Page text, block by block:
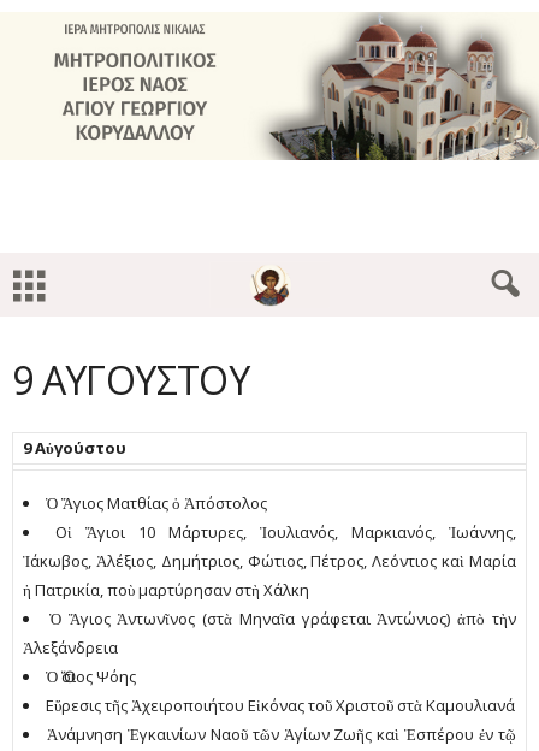
9 ΑΥΓΟΥΣΤΟΥ
9 Αὐγούστου
Ὁ Ἅγιος Ματθίας ὁ Ἀπόστολος
Οἱ Ἅγιοι 10 Μάρτυρες, Ἰουλιανός, Μαρκιανός, Ἰωάννης,
Ἰάκωβος, Ἀλέξιος, Δηµήτριος, Φώτιος, Πέτρος, Λεόντιος καὶ Μαρία
ἡ Πατρικία, ποὺ µαρτύρησαν στὴ Χάλκη
Ὁ Ἅγιος Ἀντωνῖνος (στὰ Μηναῖα γράφεται Ἀντώνιος) ἀπὸ τὴν
Ἀλεξάνδρεια
Ὁ Ὅσιος Ψόης
Εὕρεσις τῆς Ἀχειροποιήτου Εἰκόνας τοῦ Χριστοῦ στὰ Καµουλιανά
Ἀνάµνηση Ἐγκαινίων Ναοῦ τῶν Ἁγίων Ζωῆς καὶ Ἑσπέρου ἐν τῷ